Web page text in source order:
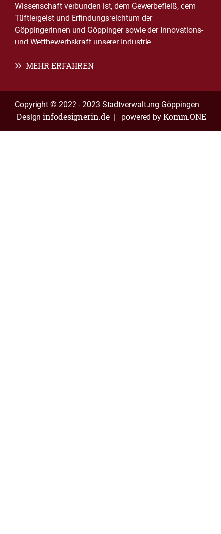
Wissenschaft verbunden ist, dem Gewerbefleiß, dem
Tüftlergeist und Erfindungsreichtum der
Göppingerinnen und Göppinger sowie der Innovations-
und Wettbewerbskraft unserer Industrie.
MEHR ERFAHREN
Copyright © 2022 - 2023 Stadtverwaltung Göppingen
Design infodesignerin.de | powered by Komm.ONE